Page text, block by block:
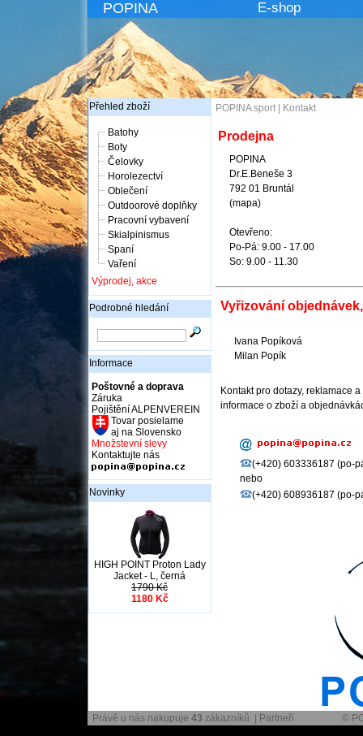
POPINA E-shop
Přehled zboží
Batohy
Boty
Čelovky
Horolezectví
Oblečení
Outdoorové doplňky
Pracovní vybavení
Skialpinismus
Spaní
Vaření
Výprodej, akce
Podrobné hledání
Informace
Poštovné a doprava
Záruka
Pojištění ALPENVEREIN
Tovar posielame
aj na Slovensko
Množstevní slevy
Kontaktujte nás
Novinky
HIGH POINT Proton Lady
Jacket - L, černá
1790 Kč
1180 Kč
POPINA sport| Kontakt
Prodejna
POPINA
Dr.E.Beneše 3
792 01 Bruntál
(mapa)
Otevřeno:
Po-Pá: 9.00 - 17.00
So: 9.00 - 11.30
Vyřizování
Ivana Popíková
Milan Popík
Kontakt pro dotazy, reklamace a
informace o zboží a
(+420) 603336187 (po-
nebo
(+420) 608936187 (po-
Právě u nás nakupuje 43 zákazníků | Partneři ©